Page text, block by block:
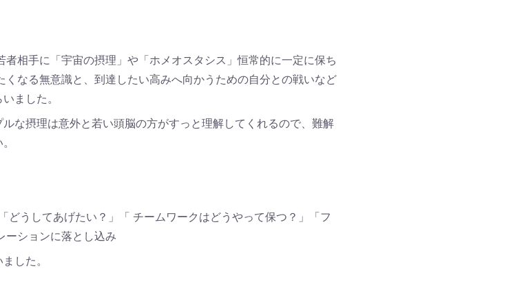
相手に「宇宙の摂理」や「ホメオスタシス」恒常的に一定に保ち
なる無意識と、到達したい高みへ向かうための自分との戦いなど
ました。
な摂理は意外と若い頭脳の方がすっと理解してくれるので、難解
どうしてあげたい？」「 チームワークはどうやって保つ？」「フ
ーションに落とし込み
した。